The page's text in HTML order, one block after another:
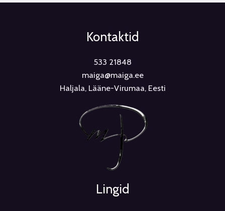
Kontaktid
533 21848
maiga@maiga.ee
Haljala, Lääne-Virumaa, Eesti
Lingid